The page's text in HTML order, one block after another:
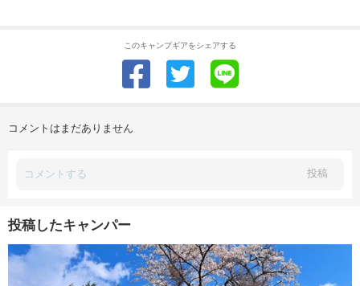
このキャンプギアをシェアする
コメントはまだありません
投稿
投稿したキャンパー